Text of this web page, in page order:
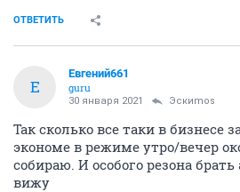
ОТВЕТИТЬ
Е
Евгений661
guru
30 января 2021 Эскиmos
Так сколько все таки в бизнесе
экономе в режиме утро/вечер
собираю. И особого резона
вижу